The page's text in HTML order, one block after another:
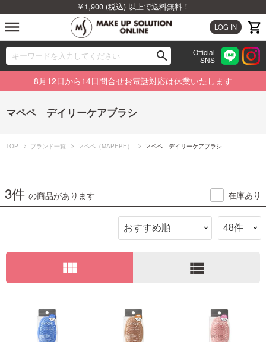
￥1,900 (税込) 以上で送料無料！
LOG IN
menu
search
00
Official
SNS
ブランドから探す
カテゴリから探す
特集から探す
ビューティジャーナルから探す
お問い合わせ
8月12日から14日問合せお電話対応は休業いたします
マペペ デイリーケアブラシ
TOP ブランド一覧 マペペ（MAPEPE） マペペ デイリーケアブラシ
3件 の商品があります 在庫あり
view_module view_list